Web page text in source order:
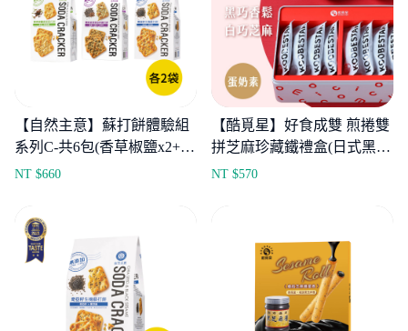
【自然主意】蘇打餅體驗組
系列C-共6包(香草椒鹽x2+黑
芝麻x2+紫菜x2)
NT $660
【酷覓星】好食成雙 煎捲雙
拼芝麻珍藏鐵禮盒(日式黑巧
香鬆煎捲x8+法式白巧芝麻
NT $570